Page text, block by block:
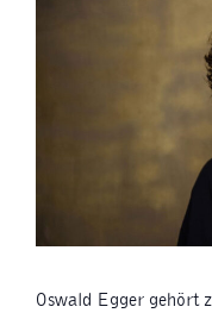
Oswald Egger gehört